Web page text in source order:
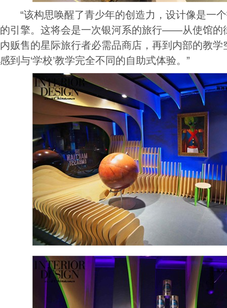
“该构思唤醒了青少年的创造力，设计像是一个
的引擎。这将会是一次银河系的旅行——从使馆的
内贩售的星际旅行者必需品商店，再到内部的教
感到与‘学校’教学完全不同的自助式体验。”